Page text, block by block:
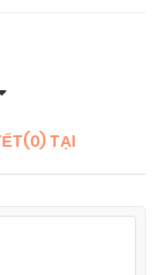
0) TẠI